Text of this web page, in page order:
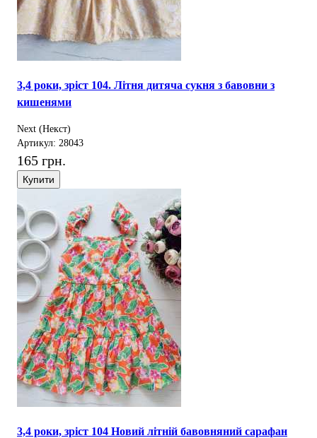
3,4 роки, зріст 104. Літня дитяча сукня з бавовни з
кишенями
Next (Некст)
Артикул: 28043
165 грн.
Купити
3,4 роки, зріст 104 Новий літній бавовняний сарафан